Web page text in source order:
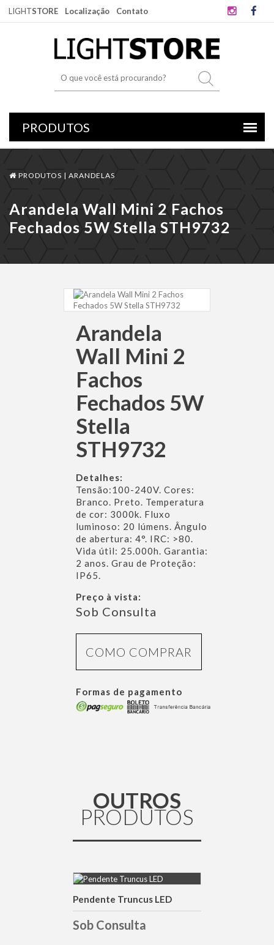
LIGHTSTORE Localização Contato
PRODUTOS | ARANDELAS
Arandela Wall Mini 2 Fachos
Fechados 5W Stella STH9732
Arandela
Wall Mini 2
Fachos
Fechados 5W
Stella
STH9732
Detalhes:
Tensão:100-240V. Cores:
Branco. Preto. Temperatura
de cor: 3000k. Fluxo
luminoso: 20 lúmens. Ângulo
de abertura: 4°. IRC: >80.
Vida útil: 25.000h. Garantia:
2 anos. Grau de Proteção:
IP65.
Preço à vista:
Sob Consulta
COMO COMPRAR
Formas de pagamento
OUTROS
PRODUTOS
DETALHES
Pendente Truncus LED
Sob Consulta